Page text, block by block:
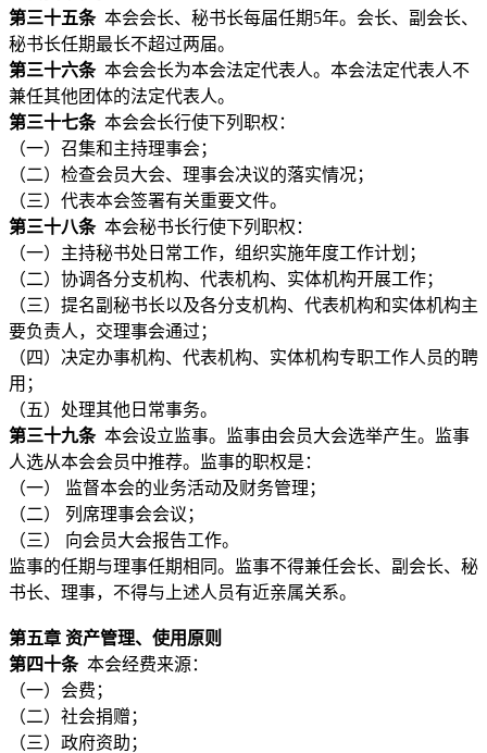
第三十五条本会会长、秘书长每届任期5年。会长、副会长、
秘书长任期最长不超过两届。
第三十六条本会会长为本会法定代表人。本会法定代表人不
兼任其他团体的法定代表人。
第三十七条 本会会长行使下列职权：
（一）召集和主持理事会；
（二）检查会员大会、理事会决议的落实情况；
（三）代表本会签署有关重要文件。
第三十八条 本会秘书长行使下列职权：
（一）主持秘书处日常工作，组织实施年度工作计划；
（二）协调各分支机构、代表机构、实体机构开展工作；
（三）提名副秘书长以及各分支机构、代表机构和实体机构主
要负责人，交理事会通过；
（四）决定办事机构、代表机构、实体机构专职工作人员的聘
用；
（五）处理其他日常事务。
第三十九条本会设立监事。监事由会员大会选举产生。监事
人选从本会会员中推荐。监事的职权是：
（一） 监督本会的业务活动及财务管理；
（二） 列席理事会会议；
（三） 向会员大会报告工作。
监事的任期与理事任期相同。监事不得兼任会长、副会长、秘
书长、理事，不得与上述人员有近亲属关系。
第五章 资产管理、使用原则
第四十条本会经费来源：
（一）会费；
（二）社会捐赠；
（三）政府资助；